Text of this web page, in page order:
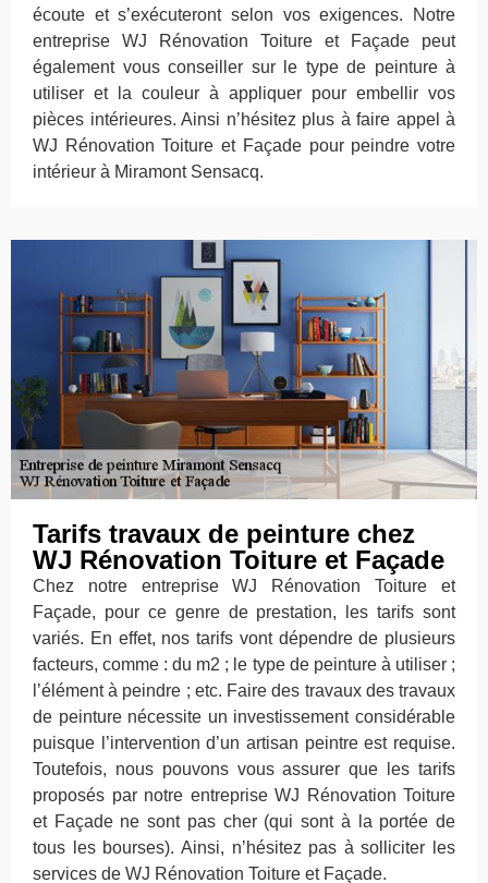
écoute et s’exécuteront selon vos exigences. Notre
entreprise WJ Rénovation Toiture et Façade peut
également vous conseiller sur le type de peinture à
utiliser et la couleur à appliquer pour embellir vos
pièces intérieures. Ainsi n’hésitez plus à faire appel à
WJ Rénovation Toiture et Façade pour peindre votre
intérieur à Miramont Sensacq.
Tarifs travaux de peinture chez
WJ Rénovation Toiture et Façade
Chez notre entreprise WJ Rénovation Toiture et
Façade, pour ce genre de prestation, les tarifs sont
variés. En effet, nos tarifs vont dépendre de plusieurs
facteurs, comme : du m2 ; le type de peinture à utiliser ;
l’élément à peindre ; etc. Faire des travaux des travaux
de peinture nécessite un investissement considérable
puisque l’intervention d’un artisan peintre est requise.
Toutefois, nous pouvons vous assurer que les tarifs
proposés par notre entreprise WJ Rénovation Toiture
et Façade ne sont pas cher (qui sont à la portée de
tous les bourses). Ainsi, n’hésitez pas à solliciter les
services de WJ Rénovation Toiture et Façade.